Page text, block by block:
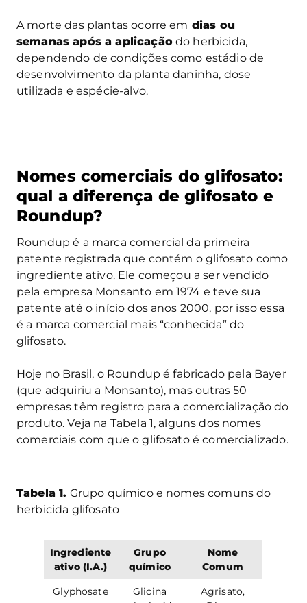
A morte das plantas ocorre em dias ou
semanas após a aplicaçãodo herbicida,
dependendo de condições como estádio de
desenvolvimento da planta daninha, dose
utilizada e espécie-alvo.
Nomes comerciais do glifosato:
qual a diferença de glifosato e
Roundup?
Roundup é a marca comercial da primeira
patente registrada que contém o glifosato como
ingrediente ativo. Ele começou a ser vendido
pela empresa Monsanto em 1974 e teve sua
patente até o início dos anos 2000, por isso essa
é a marca comercial mais “conhecida” do
glifosato.
Hoje no Brasil, o Roundup é fabricado pela Bayer
(que adquiriu a Monsanto), mas outras 50
empresas têm registro para a comercialização do
produto. Veja na Tabela 1, alguns dos nomes
comerciais com que o glifosato é comercializado.
Tabela 1. Grupo químico e nomes comuns do
herbicida glifosato
Ingrediente
ativo (I.A.)
Grupo
químico
Nome
Comum
Glyphosate
Glicina
Agrisato,